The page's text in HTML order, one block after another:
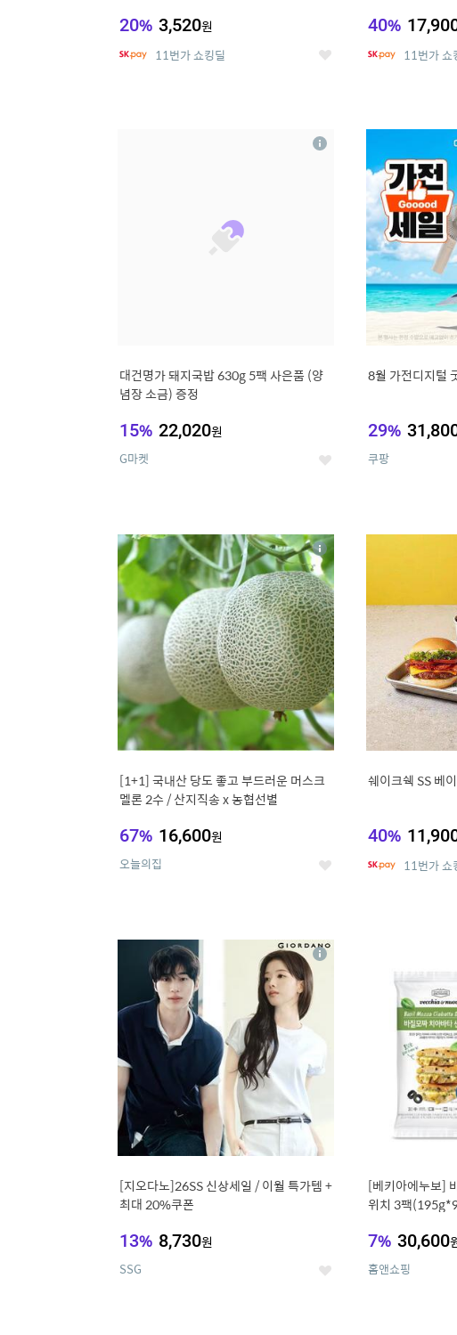
20% 3,520원
11번가 쇼킹딜 좋
40%
11번가 쇼
대건명가 돼지국밥 630g 5팩 사은품 (양
념장 소금) 증정
15% 22,020원
G마켓 좋
상
10
8월 가전디지털
29%
쿠팡
13
[1+1] 국내산 당도 좋고 부드러운 머스크
멜론 2수 / 산지직송 x 농협선별
67% 16,600원
오늘의집 좋
상
세
14
쉐이크쉑 SS 베
40%
11번가 쇼
17
[지오다노]26SS 신상세일 / 이월 특가템 +
최대 20%쿠폰
13% 8,730원
SSG 좋
상
[베키아에누보]
위치 3팩
7% 30,600
홈앤쇼핑